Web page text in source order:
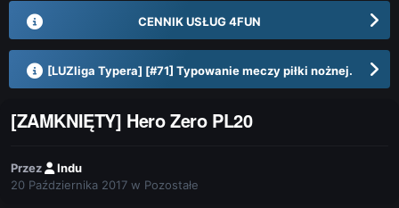
CENNIK USŁUG 4FUN
[LUZliga Typera] [#71] Typowanie meczy piłki nożnej.
[ZAMKNIĘTY] Hero Zero PL20
Przez
Indu
20 Października 2017 w Pozostałe